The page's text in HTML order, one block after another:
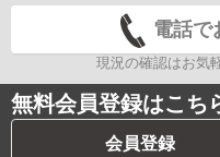
電話で
現況の確認はお気
無料会員登録はこち
会員登録